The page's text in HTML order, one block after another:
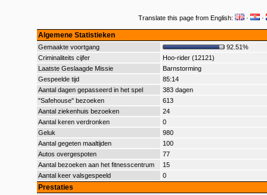
Translate this page from English: · ·
Algemene Statistieken
Gemaakte voortgang
92.51%
Criminaliteits cijfer
Hoo-rider (12121)
Laatste Geslaagde Missie
Barnstorming
Gespeelde tijd
85:14
Aantal dagen gepasseerd in het spel
383 dagen
"Safehouse" bezoeken
613
Aantal ziekenhuis bezoeken
24
Aantal keren verdronken
0
Geluk
980
Aantal gegeten maaltijden
100
Autos overgespoten
77
Aantal bezoeken aan het fitnesscentrum
15
Aantal keer valsgespeeld
0
Prestaties